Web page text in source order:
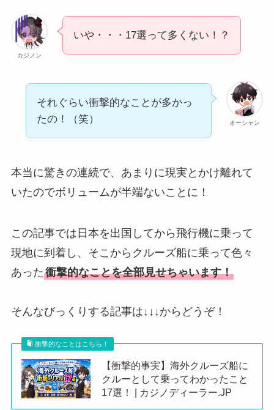
カジノン
いや・・・17選って多くない！？
オーシャン
それぐらい衝撃的なことが多かっ
たの！（笑）
本当に驚きの連続で、あまりに現実とかけ離れて
いたのでボリュームが半端ないことに！
この記事では日本を出国してから飛行機に乗って
現地に到着し、そこからクルーズ船に乗って色々
あった衝撃的なことを全部見せちゃいます！
そんなびっくりする記事は↓↓↓からどうぞ！
衝撃的なことはこちら！
【衝撃的事実】海外クルーズ船に
クルーとして乗ってわかったこと
17選！ | カジノディーラー.JP